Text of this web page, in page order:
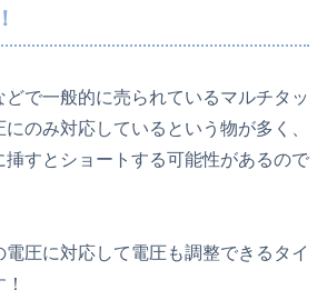
どで一般的に売られているマルチタッ
のみ対応しているという物が多く、
挿すとショートする可能性があるので
電圧に対応して電圧も調整できるタイ